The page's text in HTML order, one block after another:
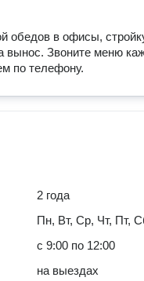
обедов в офисы,
вынос. Звоните меню
по телефону.
2 года
Пн, Вт, Ср, Чт, Пт,
с 9:00 по 12:00
на выездах